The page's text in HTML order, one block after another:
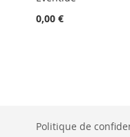
0,00 €
Politique de